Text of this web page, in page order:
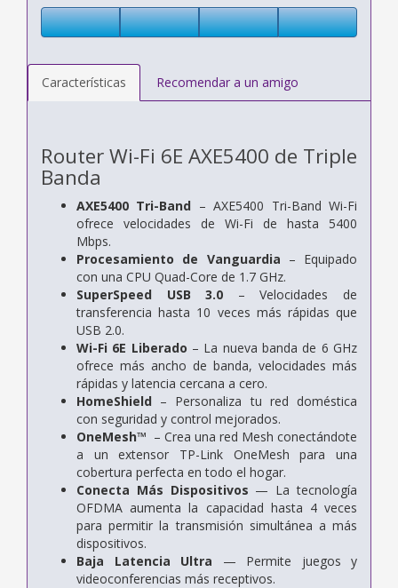
Características Recomendar a un amigo
Router Wi-Fi 6E AXE5400 de Triple
Banda
AXE5400 Tri-Band – AXE5400 Tri-Band Wi-Fi
ofrece velocidades de Wi-Fi de hasta 5400
Mbps.
Procesamiento de Vanguardia – Equipado
con una CPU Quad-Core de 1.7 GHz.
SuperSpeed USB 3.0 – Velocidades de
transferencia hasta 10 veces más rápidas que
USB 2.0.
Wi-Fi 6E Liberado – La nueva banda de 6 GHz
ofrece más ancho de banda, velocidades más
rápidas y latencia cercana a cero.
HomeShield – Personaliza tu red doméstica
con seguridad y control mejorados.
OneMesh™ – Crea una red Mesh conectándote
a un extensor TP-Link OneMesh para una
cobertura perfecta en todo el hogar.
Conecta Más Dispositivos — La tecnología
OFDMA aumenta la capacidad hasta 4 veces
para permitir la transmisión simultánea a más
dispositivos.
Baja Latencia Ultra — Permite juegos y
videoconferencias más receptivos.